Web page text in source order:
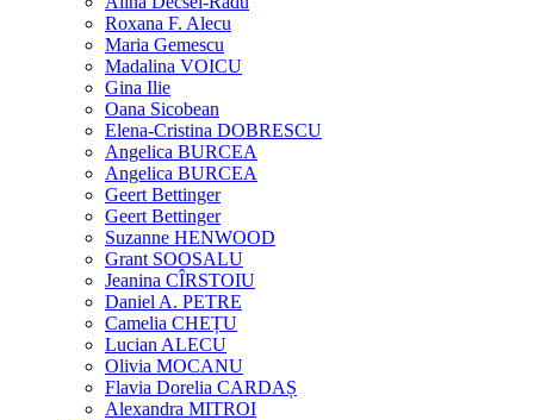
Roxana F. Alecu
Maria Gemescu
Madalina VOICU
Gina Ilie
Oana Sicobean
Elena-Cristina DOBRESCU
Angelica BURCEA
Angelica BURCEA
Geert Bettinger
Geert Bettinger
Suzanne HENWOOD
Grant SOOSALU
Jeanina CÎRSTOIU
Daniel A. PETRE
Camelia CHEȚU
Lucian ALECU
Olivia MOCANU
Flavia Dorelia CARDAȘ
Alexandra MITROI